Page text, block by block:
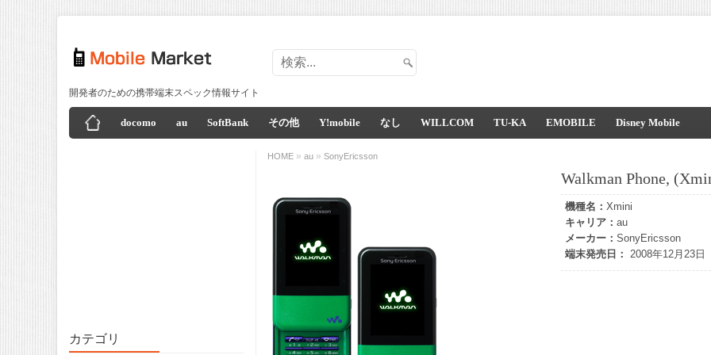
開発者のための携帯端末スペック情報サイト
docomo au SoftBank その他 Y!mobile なし WILLCOM TU-KA EMOBILE Disney Mobile
カテゴリ
HOME » au » SonyEricsson
Walkman Phone,
機種名： Xmini
キャリア： au
メーカー： SonyEricsson
端末発売日： 2008年12月23日